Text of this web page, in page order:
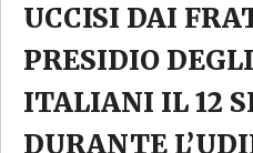
UCCISI DAI
PRESIDIO
ITALIANI IL 12
DURANTE